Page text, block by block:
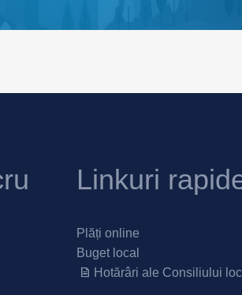
Linkuri
Plăți online
Buget local
Hotărâri ale Consiliului